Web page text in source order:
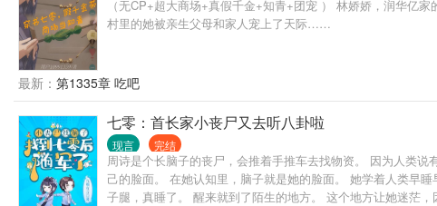
（无CP+超大商场+真假千金+知青+团宠 ） 林娇娇，润华亿
村里的她被亲生父母和家人宠上了天际……
最新： 第1335章 吃吧
七零：首长家小丧尸又去听八卦啦
现言 完结
周诗是个长脑子的丧尸，会推着手推车去找物资。 因为人类
己的脸面。 在她认知里，脑子就是她的脸面。 她学着人类早
子腿，真睡了。 醒来就到了陌生的地方。 这个地方让她迷茫